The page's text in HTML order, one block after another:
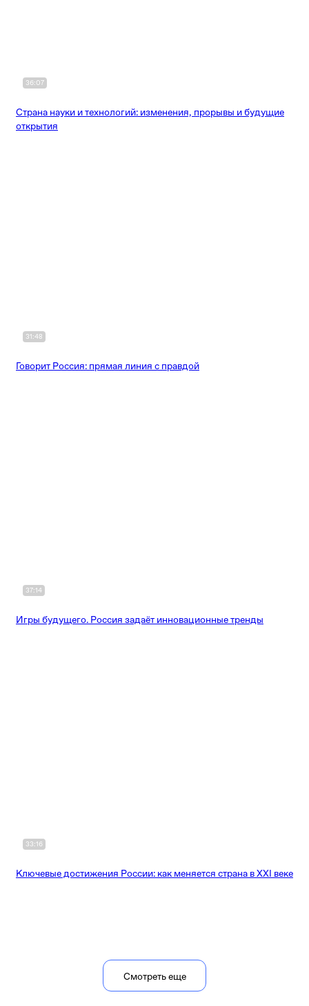
36:07
Страна науки и технологий: изменения, прорывы и будущие
открытия
31:48
Говорит Россия: прямая линия с правдой
37:14
Игры будущего. Россия задаёт инновационные тренды
33:16
Ключевые достижения России: как меняется страна в ХХI веке
Смотреть еще